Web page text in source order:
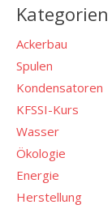
Kategorien
Ackerbau
Spulen
Kondensatoren
KFSSI-Kurs
Wasser
Ökologie
Energie
Herstellung